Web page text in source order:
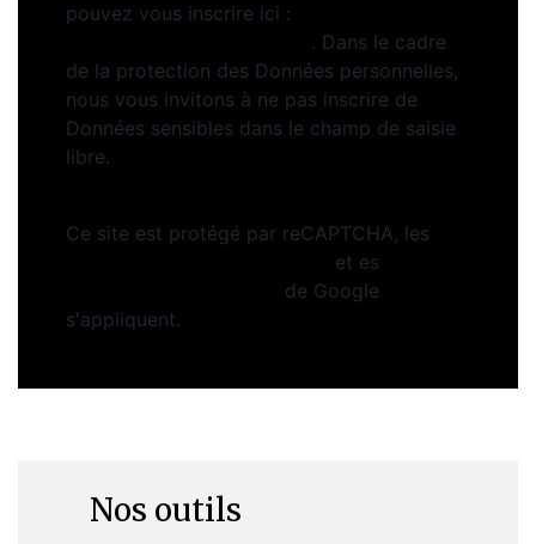
pouvez vous inscrire ici :
. Dans le cadre
de la protection des Données personnelles,
nous vous invitons à ne pas inscrire de
Données sensibles dans le champ de saisie
libre.
Ce site est protégé par reCAPTCHA, les
et es
de Google
s'appliquent.
Nos outils